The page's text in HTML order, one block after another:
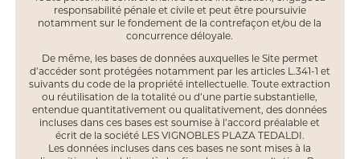
responsabilité pénale et civile et peut être poursuivie
notamment sur le fondement de la contrefaçon et/ou de la
concurrence déloyale.
De même, les bases de données auxquelles le Site permet
d’accéder sont protégées notamment par les articles L.341-1 et
suivants du code de la propriété intellectuelle. Toute extraction
ou réutilisation de la totalité ou d’une partie substantielle,
entendue quantitativement ou qualitativement, des données
incluses dans ces bases est soumise à l’accord préalable et
écrit de la société LES VIGNOBLES PLAZA TEDALDI.
Les données incluses dans ces bases ne sont mises à la